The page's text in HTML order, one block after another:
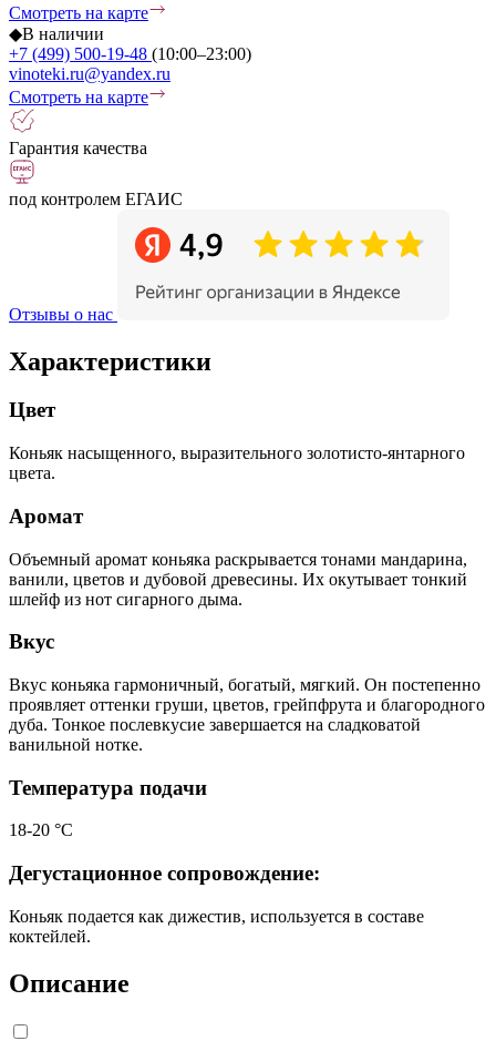
Смотреть на карте
◆В наличии
+7 (499) 500-19-48 (10:00–23:00)
vinoteki.ru@yandex.ru
Смотреть на карте
Гарантия качества
под контролем ЕГАИС
Отзывы о нас
Характеристики
Цвет
Коньяк насыщенного, выразительного золотисто-янтарного
цвета.
Аромат
Объемный аромат коньяка раскрывается тонами мандарина,
ванили, цветов и дубовой древесины. Их окутывает тонкий
шлейф из нот сигарного дыма.
Вкус
Вкус коньяка гармоничный, богатый, мягкий. Он постепенно
проявляет оттенки груши, цветов, грейпфрута и благородного
дуба. Тонкое послевкусие завершается на сладковатой
ванильной нотке.
Температура подачи
18-20 °C
Дегустационное сопровождение:
Коньяк подается как дижестив, используется в составе
коктейлей.
Описание